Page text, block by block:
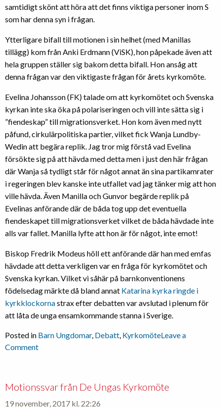
samtidigt skönt att höra att det finns viktiga personer inom S
som har denna syn i frågan.
Ytterligare bifall till motionen i sin helhet (med Manillas
tillägg) kom från Anki Erdmann (ViSK), hon påpekade även att
hela gruppen ställer sig bakom detta bifall. Hon ansåg att
denna frågan var den viktigaste frågan för årets kyrkomöte.
Evelina Johansson (FK) talade om att kyrkomötet och Svenska
kyrkan inte ska öka på polariseringen och vill inte sätta sig i
”fiendeskap” till migrationsverket. Hon kom även med nytt
påfund, cirkulärpolitiska partier, vilket fick Wanja Lundby-
Wedin att begära replik. Jag tror mig förstå vad Evelina
försökte sig på att hävda med detta men i just den här frågan
där Wanja så tydligt står för något annat än sina partikamrater
i regeringen blev kanske inte utfallet vad jag tänker mig att hon
ville hävda. Även Manilla och Gunvor begärde replik på
Evelinas anförande där de båda tog upp det eventuella
fiendeskapet till migrationsverket vilket de båda hävdade inte
alls var fallet. Manilla lyfte att hon är för något, inte emot!
Biskop Fredrik Modeus höll ett anförande där han med emfas
hävdade att detta verkligen var en fråga för kyrkomötet och
Svenska kyrkan. Vilket vi såhär på barnkonventionens
födelsedag märkte då bland annat Katarina kyrka ringde i
kyrkklockornastrax efter debatten var avslutad i plenum för
att låta de unga ensamkommande stanna i Sverige.
Posted in Barn Ungdomar, Debatt, KyrkomöteLeave a
Commenton
ensamkommande
barn
och
Motionssvar från De Ungas Kyrkomöte
19 november, 2017 kl. 22:26